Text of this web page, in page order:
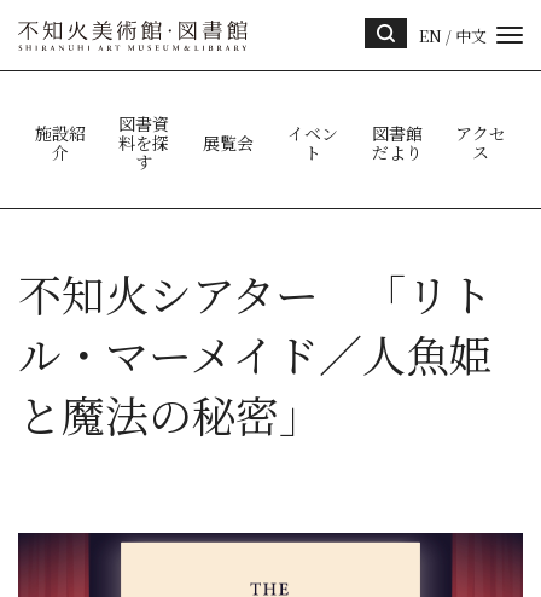
ト内
EN / 中文
施設紹
介
図書資
料を探
す
展覧会
イベン
ト
図書館
だより
アクセ
ス
不知火シアター 「リト
ル・マーメイド／人魚姫
と魔法の秘密」